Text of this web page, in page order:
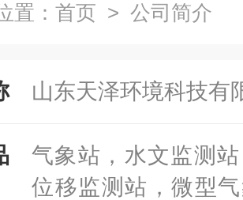
置： 首页 > 公司简介
山东天泽环境科技有
气象站，水文监测
位移监测站，微型